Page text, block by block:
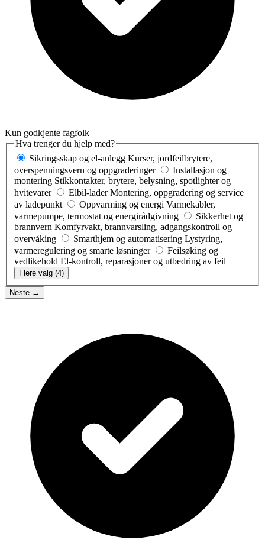
Kun godkjente fagfolk
Hva trenger du hjelp med?
Sikringsskap og el-anlegg Kurser, jordfeilbrytere,
overspenningsvern og oppgraderinger
Installasjon og
montering Stikkontakter, brytere, belysning, spotlighter og
hvitevarer
Elbil-lader Montering, oppgradering og service
av ladepunkt
Oppvarming og energi Varmekabler,
varmepumpe, termostat og energirådgivning
Sikkerhet og
brannvern Komfyrvakt, brannvarsling, adgangskontroll og
overvåking
Smarthjem og automatisering Lystyring,
varmeregulering og smarte løsninger
Feilsøking og
vedlikehold El-kontroll, reparasjoner og utbedring av feil
Flere valg (4)
Neste →